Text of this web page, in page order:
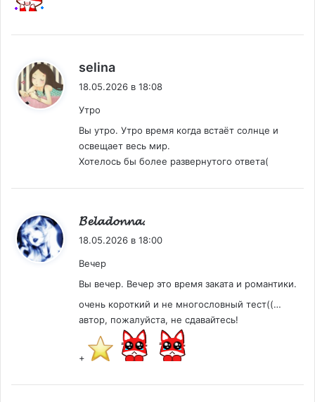
selina
18.05.2026 в 18:08
Утро
Вы утро. Утро время когда встаёт солнце и
освещает весь мир.
Хотелось бы более развернутого ответа(
𝓑𝓮𝓵𝓪𝓭𝓸𝓷𝓷𝓪.
18.05.2026 в 18:00
Вечер
Вы вечер. Вечер это время заката и романтики.
очень короткий и не многословный тест((…
автор, пожалуйста, не сдавайтесь!
+